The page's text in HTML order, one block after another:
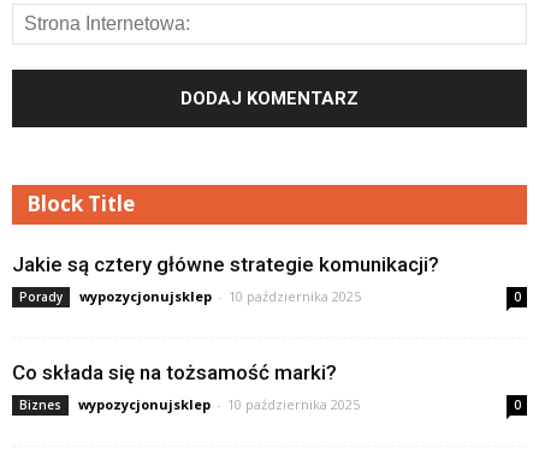
Block Title
Jakie są cztery główne strategie komunikacji?
Porady wypozycjonujsklep - 10 października 2025 0
Co składa się na tożsamość marki?
Biznes wypozycjonujsklep - 10 października 2025 0